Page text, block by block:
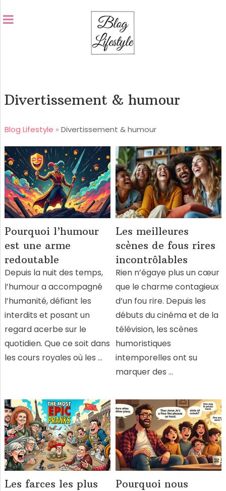
Divertissement & humour
Blog Lifestyle » Divertissement & humour
Pourquoi l’humour
est une arme
redoutable
Depuis la nuit des temps,
l’humour a accompagné
l’humanité, défiant les
interdits et posant un
regard acerbe sur le
quotidien. Que ce soit dans
les cours royales où les …
Les meilleures
scènes de fous rires
incontrôlables
Rien n’égaye plus un cœur
que le charme contagieux
d’un fou rire. Depuis les
débuts du cinéma et de la
télévision, les scènes
humoristiques
intemporelles ont su
marquer des …
Les farces les plus
Pourquoi nous